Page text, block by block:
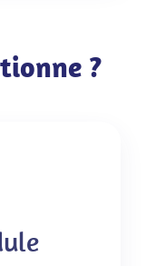
?